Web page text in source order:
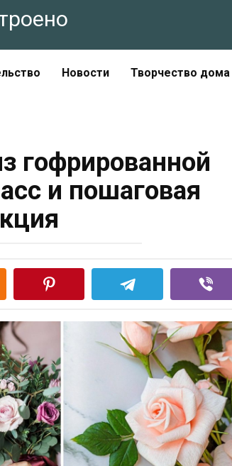
Новости Творчество дома
гофрированной
и пошаговая